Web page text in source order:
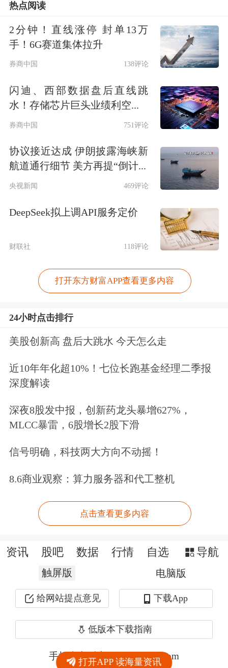
热点阅读
2分钟！直线涨停 封单13万
手！6G赛道集体拉升
券商中国 138评论
闪迪、西部数据盘后直线跳
水！存储芯片巨头业绩利空...
券商中国 751评论
协议接近达成 伊朗披露海峡新
航道通行细节 美方再提“倒计...
央视新闻 469评论
DeepSeek拟上调API服务定价
财联社 118评论
打开东方财富APP查看更多内容
24小时点击排行
美股创新高 盘后大跳水 今天怎么走
近10年年化超10%！七位长跑基金经理二季报
深度解读
深夜8股发中报，创新药龙头暴增627%，
MLCC暴雷，6股增长2股下滑
信号明确，科技两大方向不动摇！
8.6商业观察：算力服务器和代工整机
点击查看更多内容
打开APP 读海量资讯
资讯 股吧 数据 行情 自选 导航
触屏版 电脑版
给网站提点意见 下载App
低版本下载指南
手机东方财富网 eastmoney.com